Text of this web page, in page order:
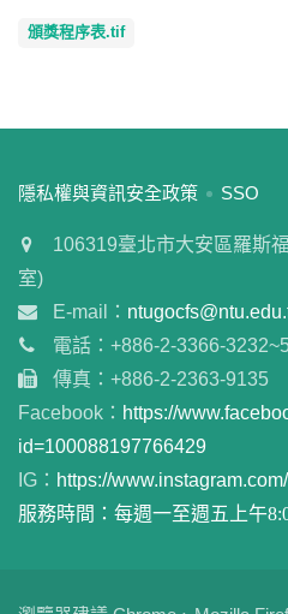
頒獎程序表.tif
:::
隱私權與資訊安全政策 SSO
106319臺北市大安區羅斯
室)
E-mail：
電話：+886-2-3366-
傳真：+886-2-2363-9135
Facebook： https://
id=100088197766429
IG： https://
服務時間：每週一至週五上午